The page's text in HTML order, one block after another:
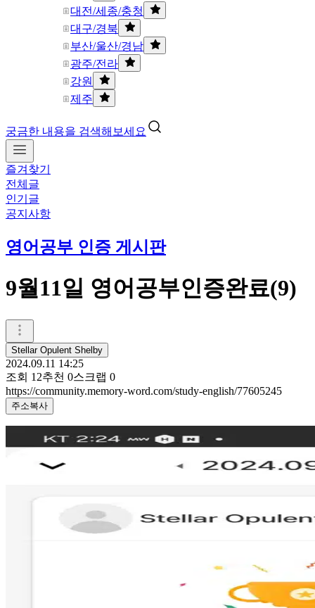
대전/세종/충청
대구/경북
부산/울산/경남
광주/전라
강원
제주
궁금한 내용을 검색해보세요
즐겨찾기
전체글
인기글
공지사항
영어공부 인증 게시판
9월11일 영어공부인증완료(9)
Stellar Opulent Shelby
2024.09.11 14:25
조회 12추천 0스크랩 0
https://community.memory-word.com/study-english/77605245
주소복사